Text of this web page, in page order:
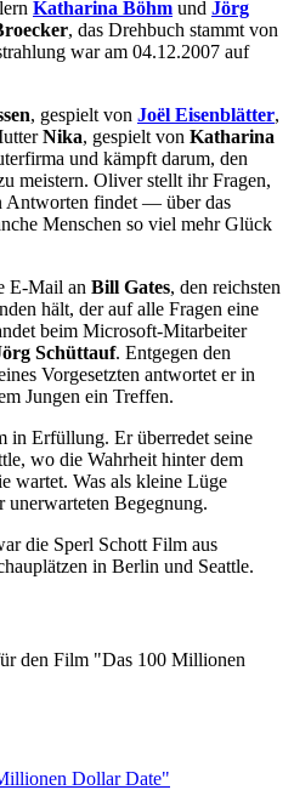
Katharina Böhm und Jörg
, das Drehbuch stammt von
war am 04.12.2007 auf
, gespielt von Joël Eisenblätter,
Nika, gespielt von Katharina
und kämpft darum, den
meistern. Oliver stellt ihr Fragen,
Antworten findet — über das
Menschen so viel mehr Glück
E-Mail an Bill Gates, den reichsten
hält, der auf alle Fragen eine
beim Microsoft-Mitarbeiter
Schüttauf. Entgegen den
Vorgesetzten antwortet er in
Jungen ein Treffen.
in Erfüllung. Er überredet seine
wo die Wahrheit hinter dem
wartet. Was als kleine Lüge
unerwarteten Begegnung.
die Sperl Schott Film aus
in Berlin und Seattle.
den Film "Das 100 Millionen
Dollar Date"